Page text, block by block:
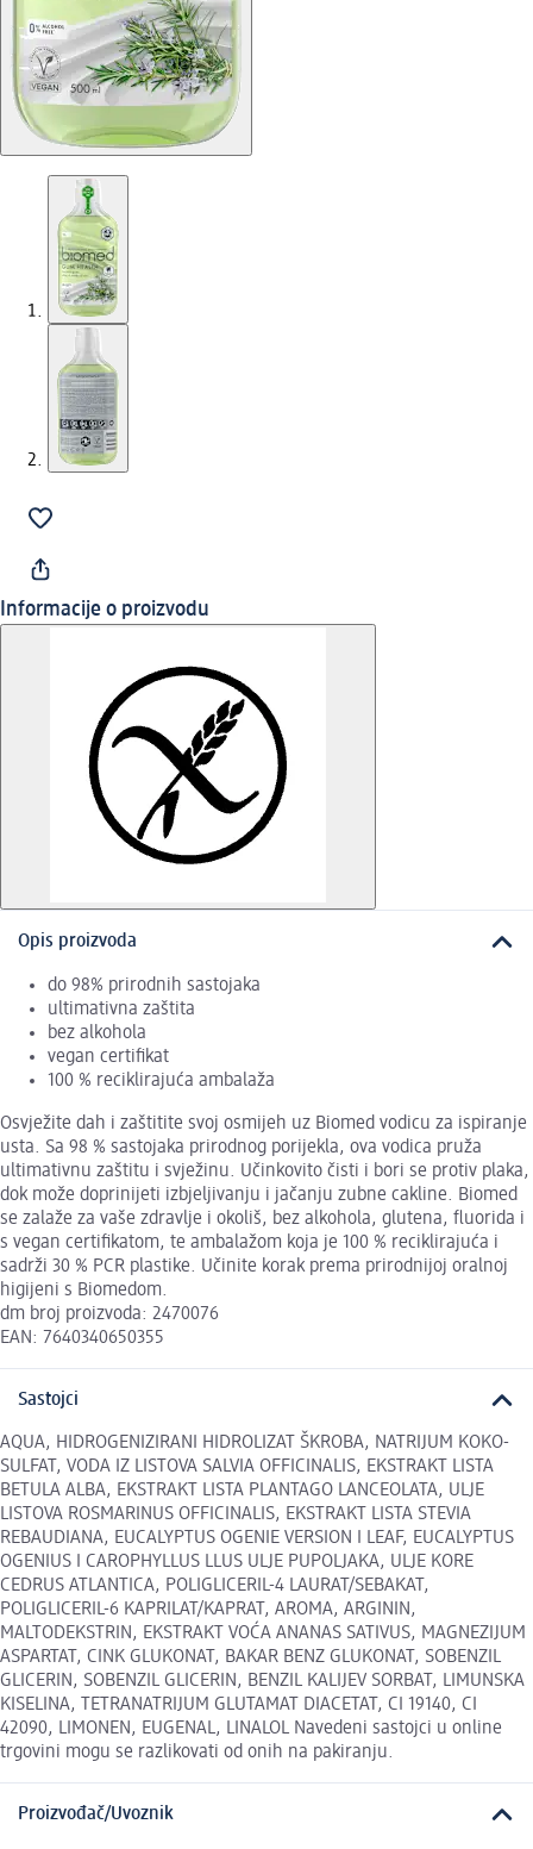
Informacije o proizvodu
Opis proizvoda
do 98% prirodnih sastojaka
ultimativna zaštita
bez alkohola
vegan certifikat
100 % reciklirajuća ambalaža
Osvježite dah i zaštitite svoj osmijeh uz Biomed vodicu za ispiranje
usta. Sa 98 % sastojaka prirodnog porijekla, ova vodica pruža
ultimativnu zaštitu i svježinu. Učinkovito čisti i bori se protiv plaka,
dok može doprinijeti izbjeljivanju i jačanju zubne cakline. Biomed
se zalaže za vaše zdravlje i okoliš, bez alkohola, glutena, fluorida i
s vegan certifikatom, te ambalažom koja je 100 % reciklirajuća i
sadrži 30 % PCR plastike. Učinite korak prema prirodnijoj oralnoj
higijeni s Biomedom.
dm broj proizvoda: 2470076
EAN: 7640340650355
Sastojci
AQUA, HIDROGENIZIRANI HIDROLIZAT ŠKROBA, NATRIJUM KOKO-
SULFAT, VODA IZ LISTOVA SALVIA OFFICINALIS, EKSTRAKT LISTA
BETULA ALBA, EKSTRAKT LISTA PLANTAGO LANCEOLATA, ULJE
LISTOVA ROSMARINUS OFFICINALIS, EKSTRAKT LISTA STEVIA
REBAUDIANA, EUCALYPTUS OGENIE VERSION I LEAF, EUCALYPTUS
OGENIUS I CAROPHYLLUS LLUS ULJE PUPOLJAKA, ULJE KORE
CEDRUS ATLANTICA, POLIGLICERIL-4 LAURAT/SEBAKAT,
POLIGLICERIL-6 KAPRILAT/KAPRAT, AROMA, ARGININ,
MALTODEKSTRIN, EKSTRAKT VOĆA ANANAS SATIVUS, MAGNEZIJUM
ASPARTAT, CINK GLUKONAT, BAKAR BENZ GLUKONAT, SOBENZIL
GLICERIN, SOBENZIL GLICERIN, BENZIL KALIJEV SORBAT, LIMUNSKA
KISELINA, TETRANATRIJUM GLUTAMAT DIACETAT, CI 19140, CI
42090, LIMONEN, EUGENAL, LINALOL Navedeni sastojci u online
trgovini mogu se razlikovati od onih na pakiranju.
Proizvođač/Uvoznik